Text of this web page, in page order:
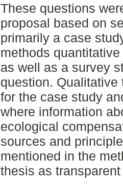
These questions
proposal based on
primarily a case
methods
as well as a survey
question.
for the case study
where information
ecological
sources and
mentioned in the
thesis as